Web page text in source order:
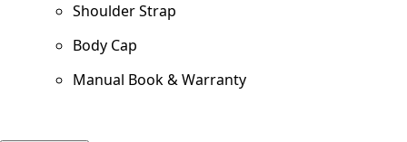
Shoulder Strap
Body Cap
Manual Book & Warranty